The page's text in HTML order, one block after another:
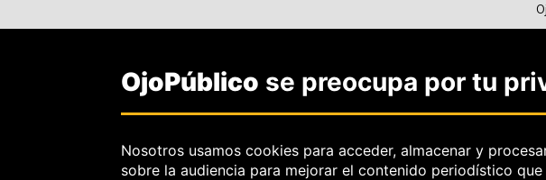
OjoPúblico se preocupa por tu
Nosotros usamos cookies para acceder, almacenar y
sobre la audiencia para mejorar el contenido periodístico